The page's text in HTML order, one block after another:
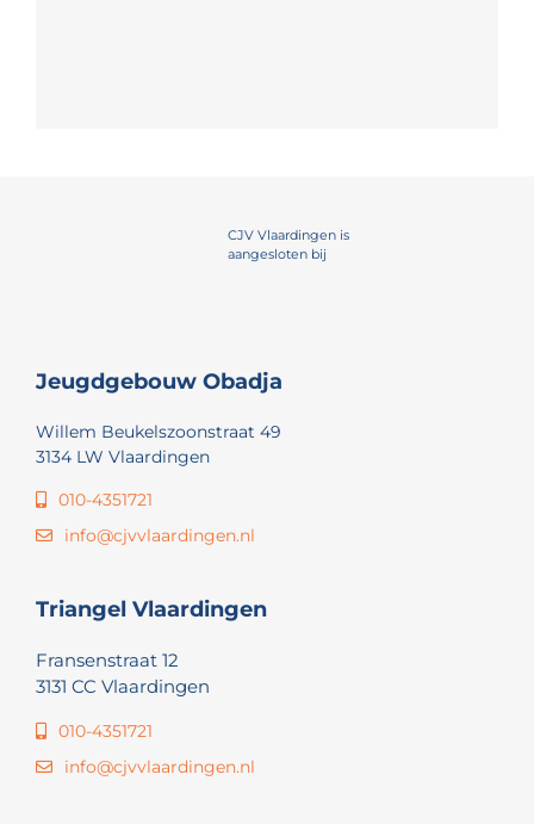
CJV Vlaardingen is
aangesloten bij
Jeugdgebouw Obadja
Willem Beukelszoonstraat 49
3134 LW Vlaardingen
010-4351721
info@cjvvlaardingen.nl
Triangel Vlaardingen
Fransenstraat 12
3131 CC Vlaardingen
010-4351721
info@cjvvlaardingen.nl